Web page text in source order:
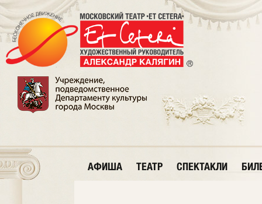
АФИША ТЕАТР СПЕКТАКЛИ